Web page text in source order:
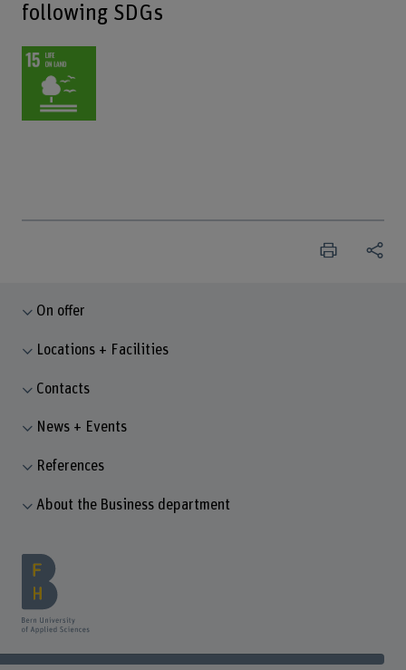
following SDGs
On offer
Locations + Facilities
Contacts
News + Events
References
About the Business department